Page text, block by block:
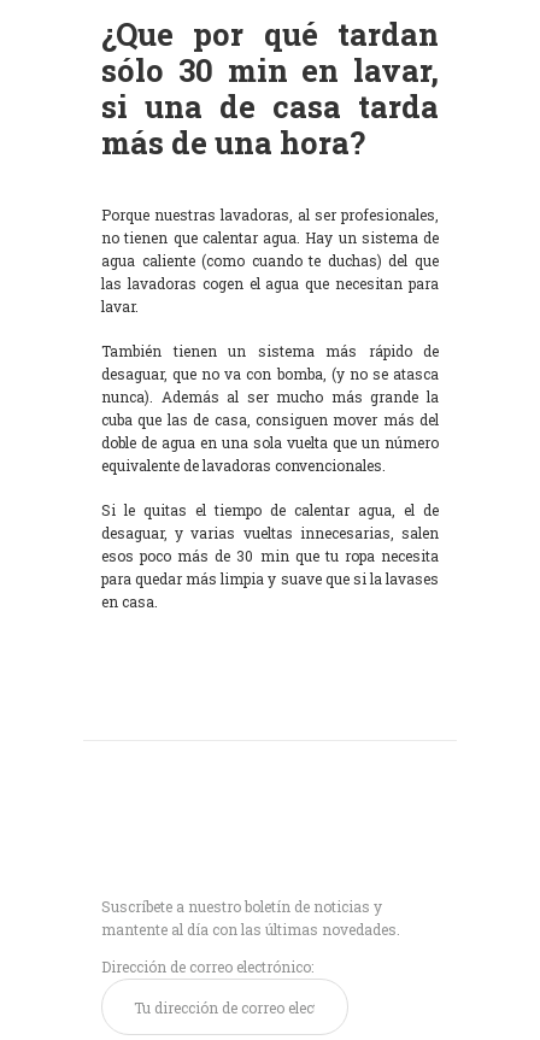
¿Que por qué tardan
sólo 30 min en lavar,
si una de casa tarda
más de una hora?
Porque nuestras lavadoras, al ser profesionales,
no tienen que calentar agua. Hay un sistema de
agua caliente (como cuando te duchas) del que
las lavadoras cogen el agua que necesitan para
lavar.
También tienen un sistema más rápido de
desaguar, que no va con bomba, (y no se atasca
nunca). Además al ser mucho más grande la
cuba que las de casa, consiguen mover más del
doble de agua en una sola vuelta que un número
equivalente de lavadoras convencionales.
Si le quitas el tiempo de calentar agua, el de
desaguar, y varias vueltas innecesarias, salen
esos poco más de 30 min que tu ropa necesita
para quedar más limpia y suave que si la lavases
en casa.
Suscríbete a nuestro boletín de noticias y
mantente al día con las últimas novedades.
Dirección de correo electrónico: